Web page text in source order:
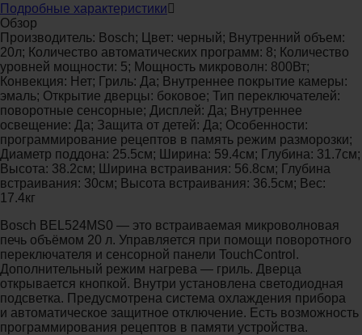
Подробные характеристики
Обзор
Производитель: Bosch; Цвет: черный; Внутренний объем:
20л; Количество автоматических программ: 8; Количество
уровней мощности: 5; Мощность микроволн: 800Вт;
Конвекция: Нет; Гриль: Да; Внутреннее покрытие камеры:
эмаль; Открытие дверцы: боковое; Тип переключателей:
поворотные сенсорные; Дисплей: Да; Внутреннее
освещение: Да; Защита от детей: Да; Особенности:
программирование рецептов в память режим разморозки;
Диаметр поддона: 25.5см; Ширина: 59.4см; Глубина: 31.7см;
Высота: 38.2см; Ширина встраивания: 56.8см; Глубина
встраивания: 30см; Высота встраивания: 36.5см; Вес:
17.4кг
Bosch BEL524MS0 — это встраиваемая микроволновая
печь объёмом 20 л. Управляется при помощи поворотного
переключателя и сенсорной панели TouchControl.
Дополнительный режим нагрева — гриль. Дверца
открывается кнопкой. Внутри установлена светодиодная
подсветка. Предусмотрена система охлаждения прибора
и автоматическое защитное отключение. Есть возможность
программирования рецептов в памяти устройства.